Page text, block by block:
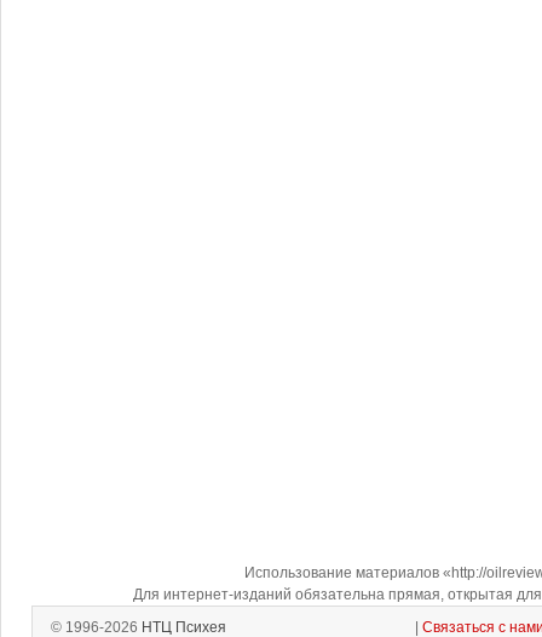
Использование материалов «http://
Для интернет-изданий обязательна прямая, открытая
© 1996-2026 НТЦ Психея Связаться с